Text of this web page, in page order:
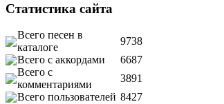
Статистика сайта
Всего песен в
каталоге
9738
Всего с аккордами
6687
Всего с
комментариями
3891
Всего пользователей 8427